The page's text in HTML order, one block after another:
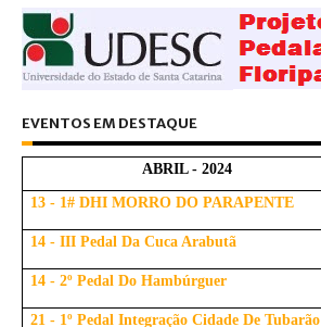
EVENTOS EM DESTAQUE
ABRIL - 2024
13 - 1# DHI MORRO DO PARAPENTE
14 - III Pedal Da Cuca Arabutã
14 - 2º Pedal Do Hambúrguer
21 - 1º Pedal Integração Cidade De Tubarão